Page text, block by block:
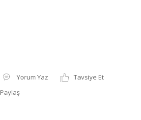
Yorum Yaz
Tavsiye Et
Paylaş